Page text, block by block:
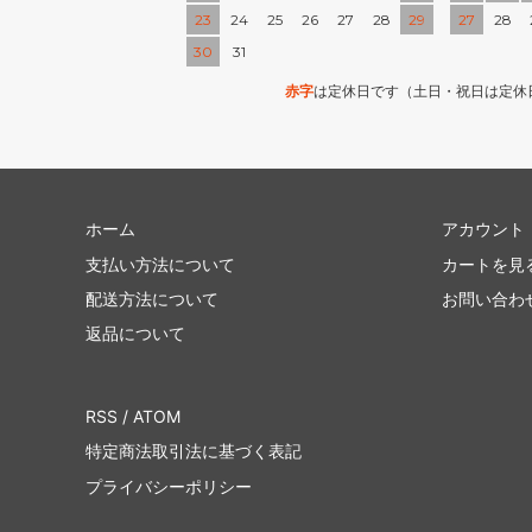
23
24 25 26 27 28
29
30
31
27
28
赤字は定休日です（土日・祝日は定休
ホーム
支払い方法について
配送方法について
返品について
アカウント
カートを見
お問い合わ
RSS / ATOM
特定商法取引法に基づく表記
プライバシーポリシー